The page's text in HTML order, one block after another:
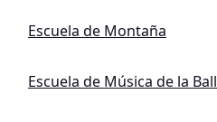
Escuela de Montaña
Escuela de Música de la Ball